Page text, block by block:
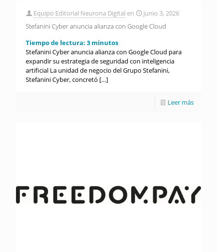
Equipo Editorial Neurona Digital en
junio 3, 2026
Stefanini Cyber anuncia alianza con Google Cloud
Tiempo de lectura: 3 minutos
Stefanini Cyber anuncia alianza con Google Cloud para
expandir su estrategia de seguridad con inteligencia
artificial La unidad de negocio del Grupo Stefanini,
Stefanini Cyber, concretó […]
Leer más